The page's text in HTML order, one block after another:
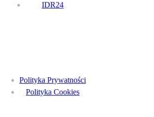
IDR24
Polityka Prywatności
Polityka Cookies